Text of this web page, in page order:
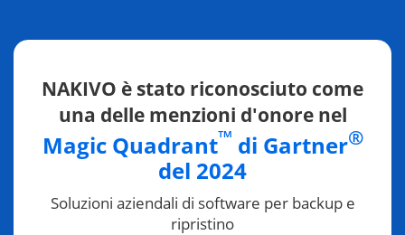
NAKIVO è stato riconosciuto come
una delle menzioni d'onore nel
Magic Quadrant™ di Gartner®
del 2024
Soluzioni aziendali di software per backup e
ripristino